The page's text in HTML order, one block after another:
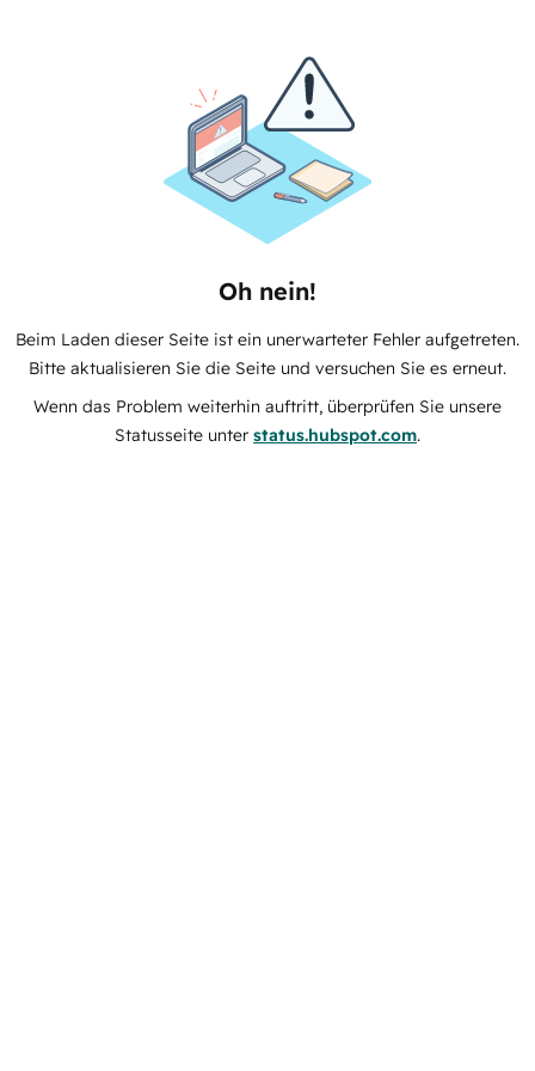
Oh nein!
Beim Laden dieser Seite ist ein unerwarteter Fehler aufgetreten.
Bitte aktualisieren Sie die Seite und versuchen Sie es erneut.
Wenn das Problem weiterhin auftritt, überprüfen Sie unsere
Statusseite unter status.hubspot.com.